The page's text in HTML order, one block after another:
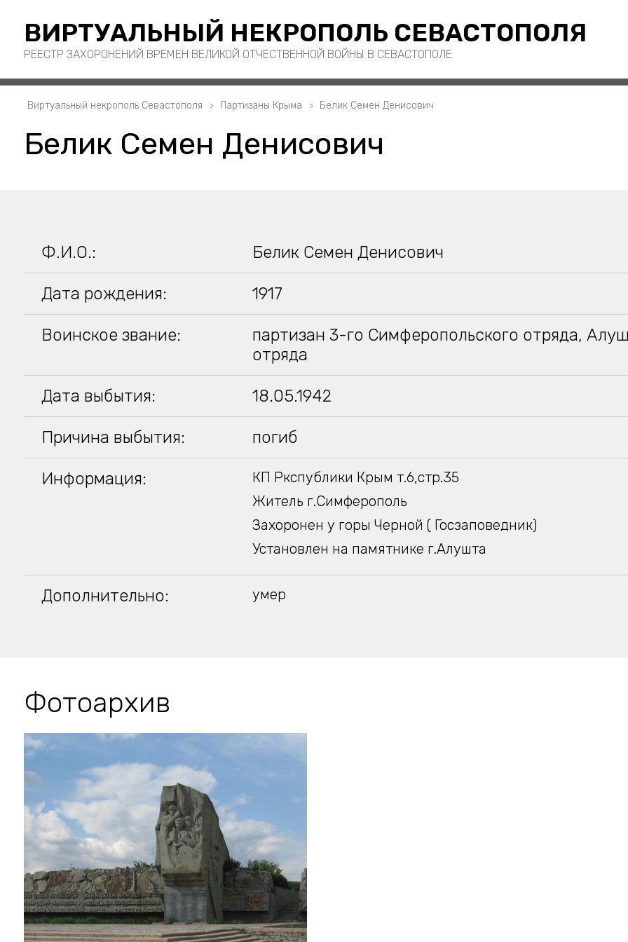
ВИРТУАЛЬНЫЙ НЕКРОПОЛЬ СЕВАСТОПОЛЯ
РЕЕСТР ЗАХОРОНЕНИЙ ВРЕМЕН ВЕЛИКОЙ ОТЧЕСТВЕННОЙ ВОЙНЫ В СЕВАСТОПОЛЕ
Виртуальный некрополь Севастополя Партизаны Крыма Белик Семен Денисович
Белик Семен Денисович
Ф.И.О.: Белик Семен Денисович
Дата рождения: 1917
Воинское звание:
партизан 3-го Симферопольского отряда,
отряда
Дата выбытия: 18.05.1942
Причина выбытия: погиб
Информация:
КП Ркспублики Крым т.6,стр.35
Житель г.Симферополь
Захоронен у горы Черной ( Госзаповедник)
Установлен на памятнике г.Алушта
Дополнительно: умер
Фотоархив